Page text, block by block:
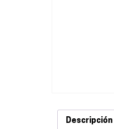
Descripción